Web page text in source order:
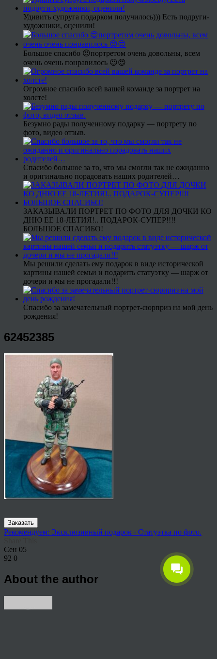
Удивить супруга подарком получилось))) Есть подруги-
художники, оценили!
Большое спасибо 😍портретом очень довольны, всем
очень очень понравилось 😍😍
Огромное спасибо всей вашей команде за портрет на
холсте!
Безумно рады полученному подарку — портрету по
фото, видео отзыв.
Спасибо большое за то, что мы смогли так не ожиданно
и оригинально порадовать наших родителей…
ЗАКАЗЫВАЛИ ПОРТРЕТ ПО ФОТО ДЛЯ ДОЧКИ КО
ДНЮ ЕЕ 18-ЛЕТИЯ!.. ПОДАРОК-СУПЕР!!!!
БОЛЬШОЕ СПАСИБО!
Мы решили сделать ему подарок в виде исторической
картины нашей семьи и подарить статуэтку — шарж от
дочери и мы не прогадали!!!
Спасибо за замечательный портрет-сюрприз на мой день
рождения!
62452385
Заказать
Рекомендуем: Эксклюзивный подарок - Статуэтка по фото.
Сен 05
92 0
About the author